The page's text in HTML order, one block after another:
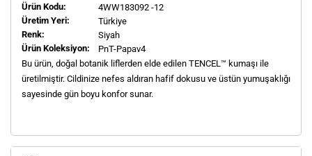
Ürün Kodu:
4WW183092 -12
Üretim Yeri:
Türkiye
Renk:
Siyah
Ürün Koleksiyon:
PnT-Papav4
Bu ürün, doğal botanik liflerden elde edilen TENCEL™ kumaşı ile
üretilmiştir. Cildinize nefes aldıran hafif dokusu ve üstün yumuşaklığı
sayesinde gün boyu konfor sunar.